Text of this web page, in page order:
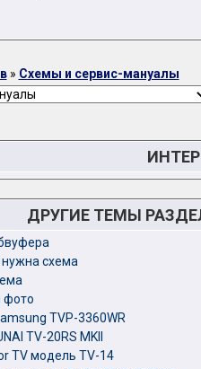
» Схемы и сервис-мануалы
ДРУГИЕ ТЕМЫ
нужна схема
фото
TVP-3360WR
TV-20RS MKII
TV модель TV-14